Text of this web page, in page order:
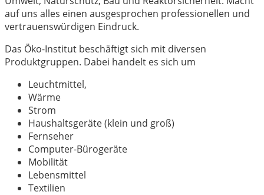
auf uns alles einen ausgesprochen professionellen und
vertrauenswürdigen Eindruck.
Das Öko-Institut beschäftigt sich mit diversen
Produktgruppen. Dabei handelt es sich um
Leuchtmittel,
Wärme
Strom
Haushaltsgeräte (klein und groß)
Fernseher
Computer-Bürogeräte
Mobilität
Lebensmittel
Textilien